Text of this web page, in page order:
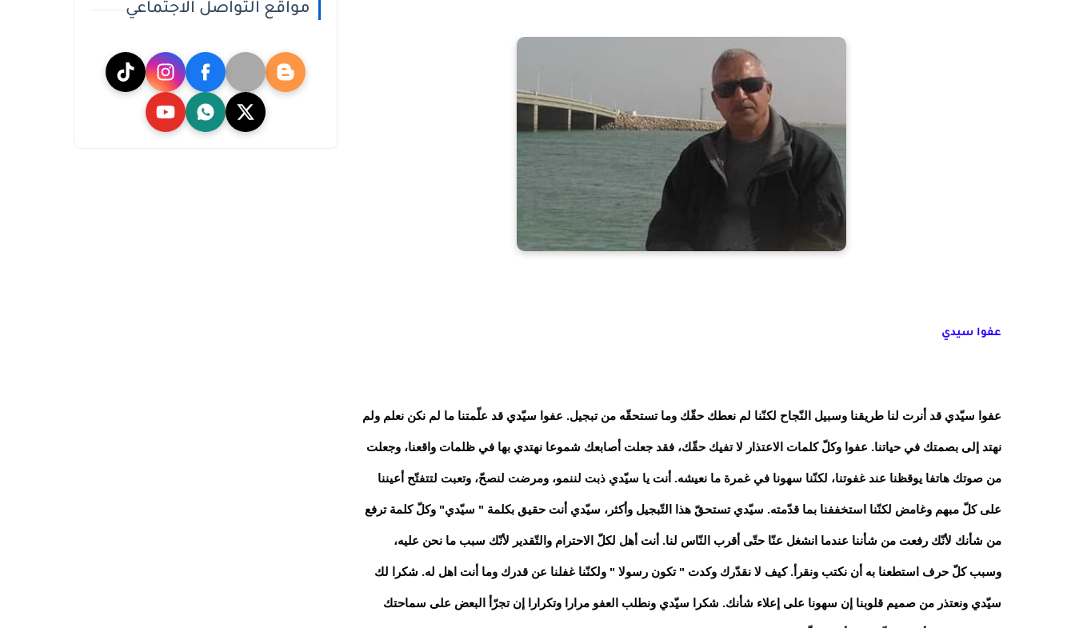
عفوا سيدي
عفوا سيّدي قد أنرت لنا طريقنا وسبيل النّجاح لكنّنا لم نعطك حقّك وما تستحقّه من تبجيل. عفوا سيّدي قد علّمتنا ما لم نكن نعلم ولم
نهتد إلى بصمتك في حياتنا. عفوا وكلّ كلمات الاعتذار لا تفيك حقّك، فقد جعلت أصابعك شموعا نهتدي بها في ظلمات واقعنا، وجعلت
من صوتك هاتفا يوقظنا عند غفوتنا، لكنّنا سهونا في غمرة ما نعيشه. أنت يا سيّدي ذبت لننمو، ومرضت لنصحّ، وتعبت لتتفتّح أعيننا
على كلّ مبهم وغامض لكنّنا استخففنا بما قدّمته. سيّدي تستحقّ هذا التّبجيل وأكثر، سيّدي أنت حقيق بكلمة " سيّدي" وكلّ كلمة ترفع
من شأنك لأنّك رفعت من شأننا عندما انشغل عنّا حتّى أقرب النّاس لنا. أنت أهل لكلّ الاحترام والتّقدير لأنّك سبب ما نحن عليه،
وسبب كلّ حرف استطعنا به أن نكتب ونقرأ. كيف لا نقدّرك وكدت " تكون رسولا " ولكنّنا غفلنا عن قدرك وما أنت اهل له. شكرا لك
سيّدي ونعتذر من صميم قلوبنا إن سهونا على إعلاء شأنك. شكرا سيّدي ونطلب العفو مرارا وتكرارا إن تجرّأ البعض على سماحتك
مواقع التواصل الاجتماعي